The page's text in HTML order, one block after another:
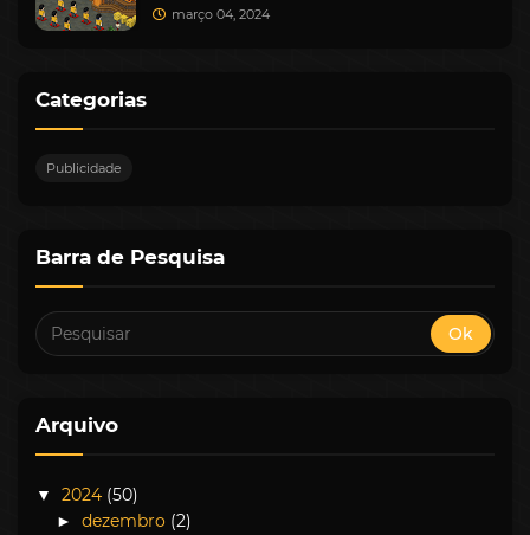
março 04, 2024
Categorias
Publicidade
Barra de Pesquisa
Arquivo
▼ 2024 (50)
► dezembro (2)